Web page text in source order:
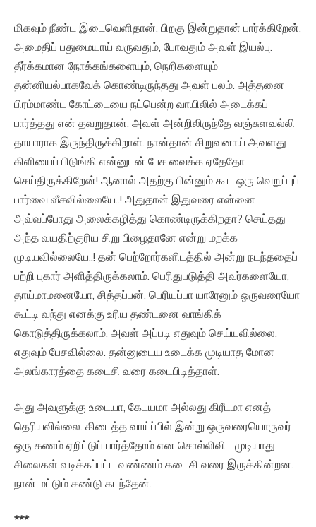
மிகவும் நீண்ட இடைவெளிதான். பிறகு இன்றுதான் பார்க்கிறேன்.
அமைதிப் பதுமையாய் வருவதும், போவதும் அவள் இயல்பு.
தீர்க்கமான நோக்கங்களையும், நெறிகளையும்
தன்னியல்பாகவேக் கொண்டிருந்தது அவள் பலம். அத்தனை
பிரம்மாண்ட கோட்டையை நட்பென்ற வாயிலில் அடைக்கப்
பார்த்தது என் தவறுதான். அவள் அன்றிலிருந்தே வஞ்சுளவல்லி
தாயாராக இருந்திருக்கிறாள். நான்தான் சிறுவனாய் அவளது
கிளியைப் பிடுங்கி என்னுடன் பேச வைக்க ஏதேதோ
செய்திருக்கிறேன்! ஆனால் அதற்கு பின்னும் கூட ஒரு வெறுப்புப்
பார்வை வீசவில்லையே..! அதுதான் இதுவரை என்னை
அவ்வப்போது அலைக்கழித்து கொண்டிருக்கிறதா? செய்தது
அந்த வயதிற்குரிய சிறு பிழைதானே என்று மறக்க
முடியவில்லையே..! தன் பெற்றோர்களிடத்தில் அன்று நடந்ததைப்
பற்றி புகார் அளித்திருக்கலாம். பெரிதுபடுத்தி அவர்களையோ,
தாய்மாமனையோ, சித்தப்பன், பெரியப்பா யாரேனும் ஒருவரையோ
கூட்டி வந்து எனக்கு உரிய தண்டனை வாங்கிக்
கொடுத்திருக்கலாம். அவள் அப்படி எதுவும் செய்யவில்லை.
எதுவும் பேசவில்லை. தன்னுடைய உடைக்க முடியாத மோன
அலங்காரத்தை கடைசி வரை கடைபிடித்தாள்.
அது அவளுக்கு உடையா, கேடயமா அல்லது கிரீடமா எனத்
தெரியவில்லை. கிடைத்த வாய்ப்பில் இன்று ஒருவரையொருவர்
ஒரு கணம் ஏறிட்டுப் பார்த்தோம் என சொல்லிவிட முடியாது.
சிலைகள் வடிக்கப்பட்ட வண்ணம் கடைசி வரை இருக்கின்றன.
நான் மட்டும் கண்டு கடந்தேன்.
***